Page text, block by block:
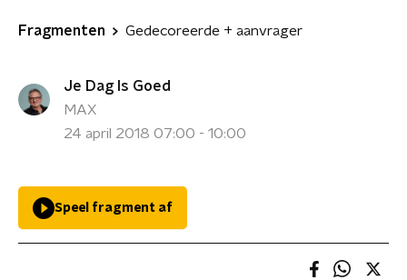
Fragmenten Gedecoreerde + aanvrager
Je Dag Is Goed
MAX
24 april 2018 07:00 - 10:00
Speel fragment af